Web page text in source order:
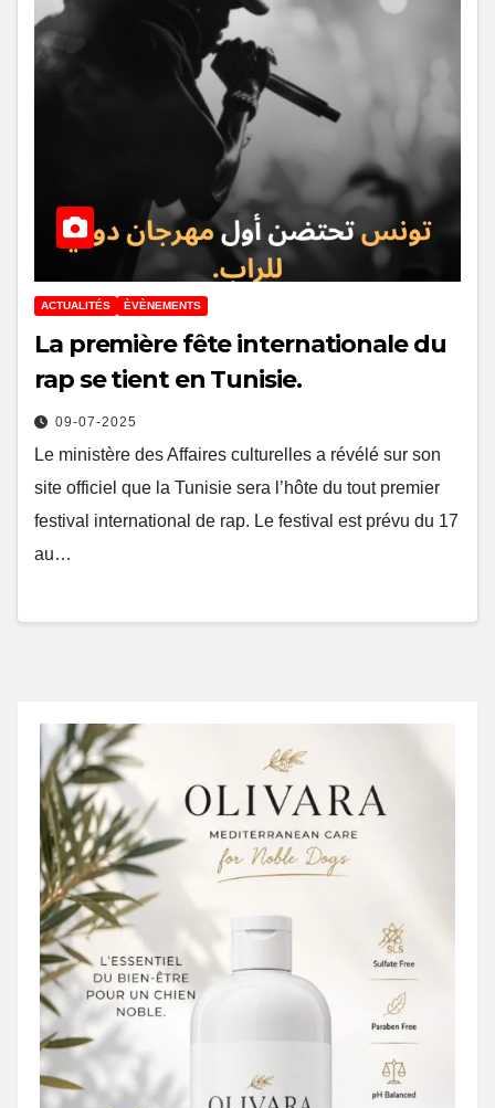
ACTUALITÉS ÈVÈNEMENTS
La première fête internationale du
rap se tient en Tunisie.
09-07-2025
Le ministère des Affaires culturelles a révélé sur son
site officiel que la Tunisie sera l’hôte du tout premier
festival international de rap. Le festival est prévu du 17
au…